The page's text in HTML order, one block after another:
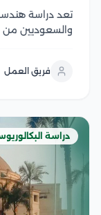
تعد دراسة
والسعوديين من
الوظيفية محليًا
فريق العمل
دراسة